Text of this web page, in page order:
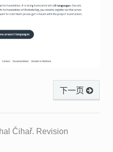
下一页
Čihař. Revision